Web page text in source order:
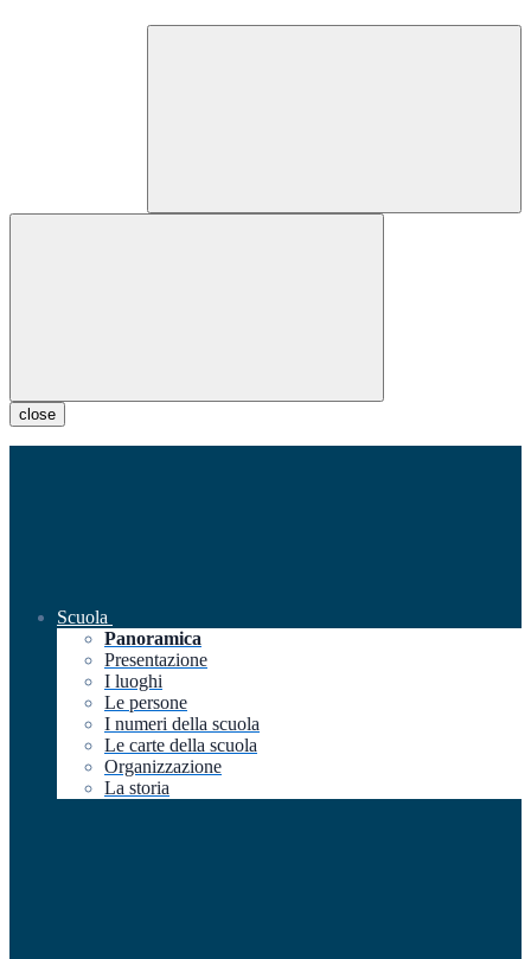
close
Scuola
Panoramica
Presentazione
I luoghi
Le persone
I numeri della scuola
Le carte della scuola
Organizzazione
La storia